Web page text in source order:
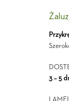
3 – 5